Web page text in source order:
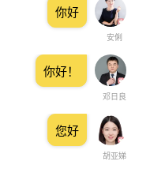
安俐
你好
邓日良
你好！
胡亚娣
您好